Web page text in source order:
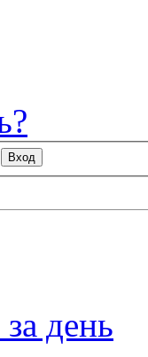
день